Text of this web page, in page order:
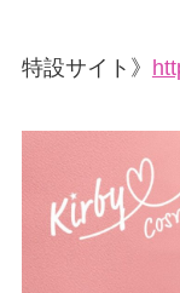
特設サイト》